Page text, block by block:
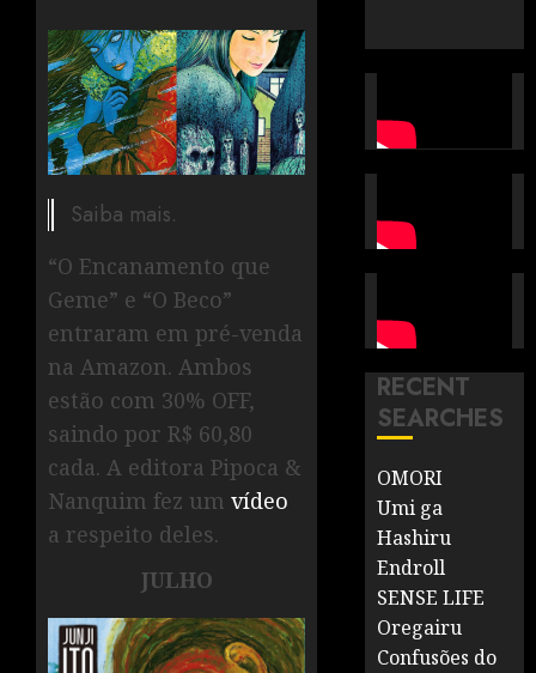
Saiba mais.
“O Encanamento que
Geme” e “O Beco”
entraram em pré-venda
na Amazon. Ambos
estão com 30% OFF,
saindo por R$ 60,80
cada. A editora Pipoca &
Nanquim fez um vídeo
a respeito deles.
JULHO
RECENT
SEARCHES
OMORI
Umi ga
Hashiru
Endroll
SENSE LIFE
Oregairu
Confusões do